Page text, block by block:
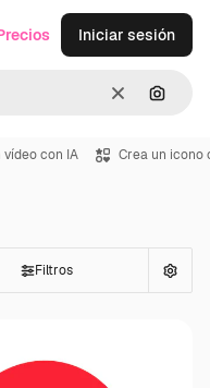
Borrar
Iniciar sesión
vídeo con IA Crea un icono
Filtros